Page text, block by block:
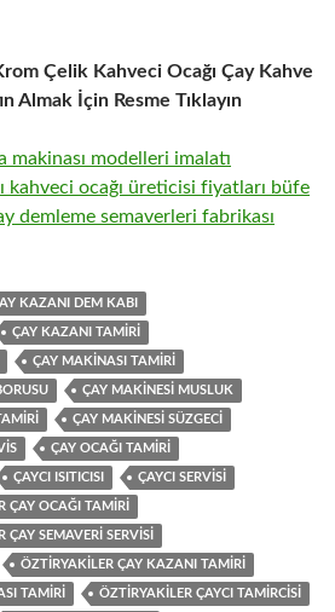
Çelik Kahveci Ocağı Çay Kahve
Almak İçin Resme Tıklayın
KAZANI DEM KABI
ÇAY KAZANI TAMIRI
ÇAY MAKINASI TAMIRI
ÇAY MAKINESI MUSLUK
ÇAY MAKINESI SÜZGECI
ÇAY OCAĞI TAMIRI
ÇAYCI ISITICISI ÇAYCI SERVISI
ÇAY OCAĞI TAMIRI
ÇAY SEMAVERI SERVISI
ÖZTIRYAKILER ÇAY KAZANI TAMIRI
TAMIRI ÖZTIRYAKILER ÇAYCI TAMIRCISI